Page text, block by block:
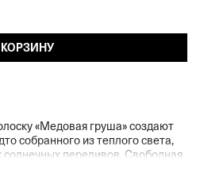
КОРЗИНУ
«Медовая груша» создают
собранного из теплого света,
солнечных переливов. Свободная
обеспечивают комфорт и